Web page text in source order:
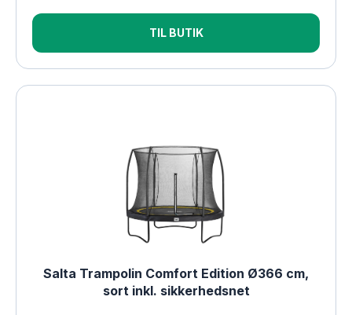
TIL BUTIK
Salta Trampolin Comfort Edition Ø366 cm,
sort inkl. sikkerhedsnet